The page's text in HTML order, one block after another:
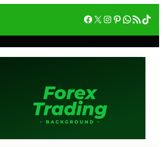
Facebook
X Instagram
Pinterest
RSS フィード